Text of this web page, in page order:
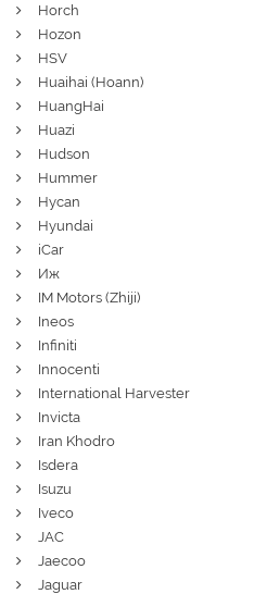
Horch
Hozon
HSV
Huaihai (Hoann)
HuangHai
Huazi
Hudson
Hummer
Hycan
Hyundai
iCar
Иж
IM Motors (Zhiji)
Ineos
Infiniti
Innocenti
International Harvester
Invicta
Iran Khodro
Isdera
Isuzu
Iveco
JAC
Jaecoo
Jaguar